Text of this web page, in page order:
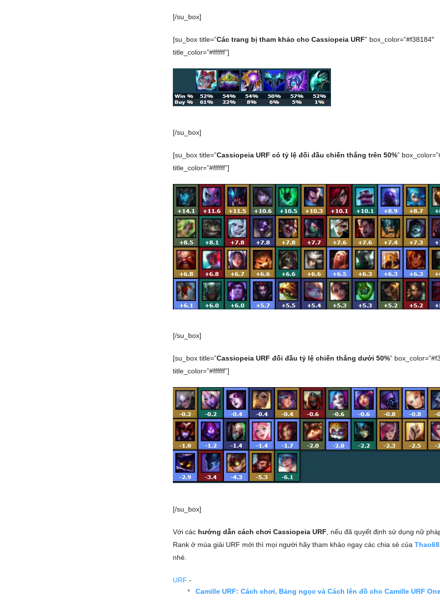
[/su_box]
[su_box title=”Các trang bị tham khảo cho Cassiopeia URF” box_color=”#f38184″
title_color=”#ffffff”]
[/su_box]
[su_box title=”Cassiopeia URF có tỷ lệ đối đầu chiến thắng trên 50%”
title_color=”#ffffff”]
[/su_box]
[su_box title=”Cassiopeia URF đối đầu tỷ lệ chiến thắng dưới 50%”
title_color=”#ffffff”]
[/su_box]
Với các hướng dẫn cách chơi Cassiopeia URF , nếu đã quyết định sử dụng nữ
Rank ở mùa giải URF mới thì mọi người hãy tham khảo ngay các chia sẻ của Thao68
nhé.
URF -
Camille URF: Cách chơi, Bảng ngọc và Cách lên đồ cho Camille URF